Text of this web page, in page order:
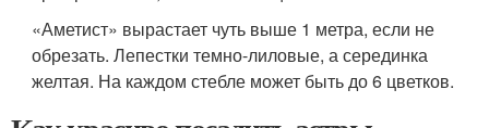
«Аметист» вырастает чуть выше 1 метра, если не
обрезать. Лепестки темно-лиловые, а серединка
желтая. На каждом стебле может быть до 6 цветков.